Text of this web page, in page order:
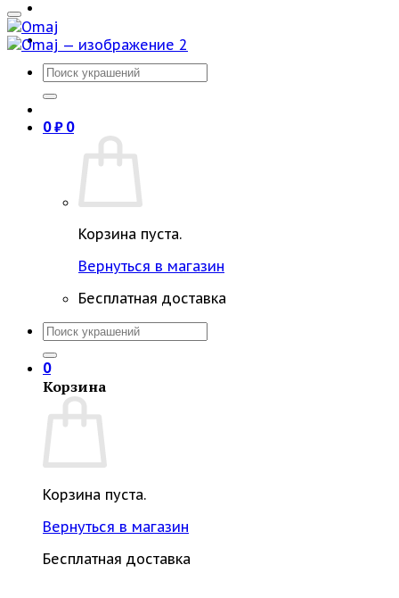
Искать:
0₽ 0
Корзина пуста.
Вернуться в магазин
Бесплатная доставка
Искать:
0
Корзина
Корзина пуста.
Вернуться в магазин
Бесплатная доставка